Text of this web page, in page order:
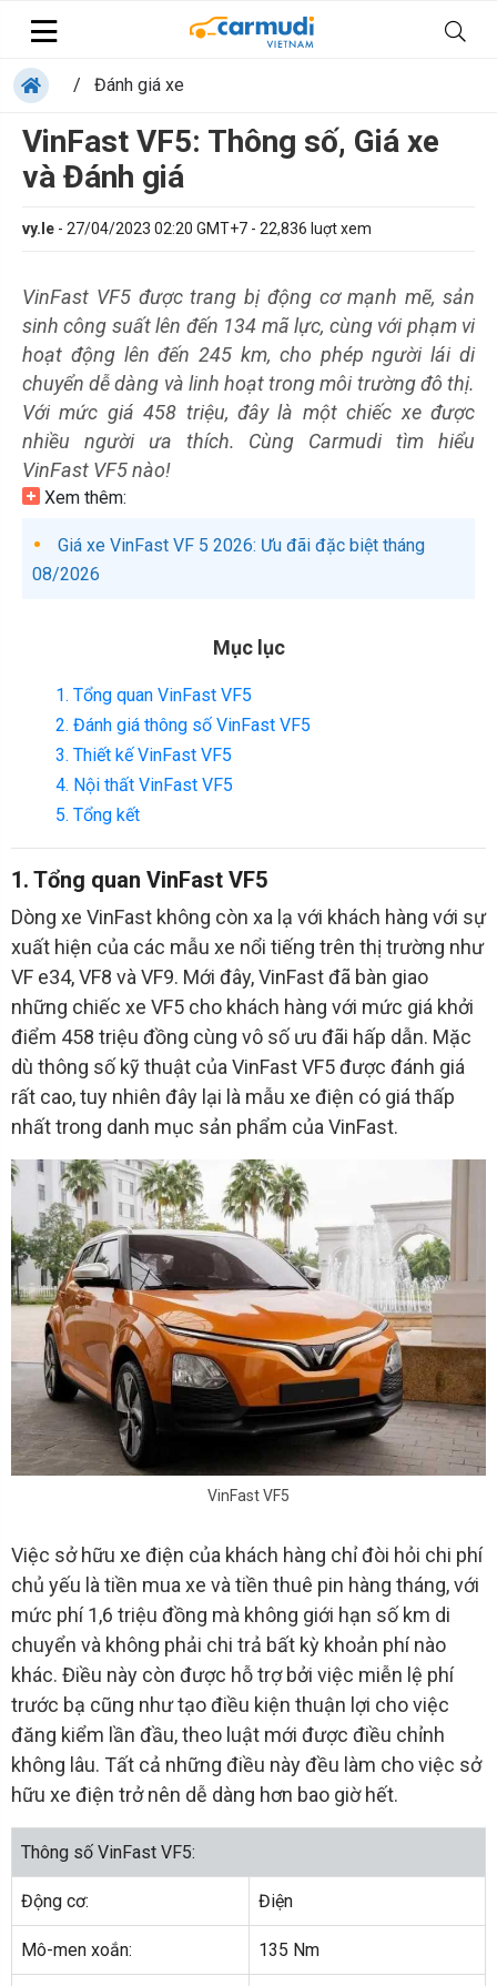
/ Đánh giá xe
VinFast VF5: Thông số, Giá xe
và Đánh giá
vy.le - 27/04/2023 02:20 GMT+7 - 22,836 luợt xem
VinFast VF5 được trang bị động cơ mạnh mẽ, sản
sinh công suất lên đến 134 mã lực, cùng với phạm vi
hoạt động lên đến 245 km, cho phép người lái di
chuyển dễ dàng và linh hoạt trong môi trường đô thị.
Với mức giá 458 triệu, đây là một chiếc xe được
nhiều người ưa thích. Cùng Carmudi tìm hiểu
VinFast VF5 nào!
Xem thêm:
Giá xe VinFast VF 5 2026: Ưu đãi đặc biệt tháng
08/2026
Mục lục
1. Tổng quan VinFast VF5
2. Đánh giá thông số VinFast VF5
3. Thiết kế VinFast VF5
4. Nội thất VinFast VF5
5. Tổng kết
1. Tổng quan VinFast VF5
Dòng xe VinFast không còn xa lạ với khách hàng với sự
xuất hiện của các mẫu xe nổi tiếng trên thị trường như
VF e34, VF8 và VF9. Mới đây, VinFast đã bàn giao
những chiếc xe VF5 cho khách hàng với mức giá khởi
điểm 458 triệu đồng cùng vô số ưu đãi hấp dẫn. Mặc
dù thông số kỹ thuật của VinFast VF5 được đánh giá
rất cao, tuy nhiên đây lại là mẫu xe điện có giá thấp
nhất trong danh mục sản phẩm của VinFast.
VinFast VF5
Việc sở hữu xe điện của khách hàng chỉ đòi hỏi chi phí
chủ yếu là tiền mua xe và tiền thuê pin hàng tháng, với
mức phí 1,6 triệu đồng mà không giới hạn số km di
chuyển và không phải chi trả bất kỳ khoản phí nào
khác. Điều này còn được hỗ trợ bởi việc miễn lệ phí
trước bạ cũng như tạo điều kiện thuận lợi cho việc
đăng kiểm lần đầu, theo luật mới được điều chỉnh
không lâu. Tất cả những điều này đều làm cho việc sở
hữu xe điện trở nên dễ dàng hơn bao giờ hết.
Thông số VinFast VF5:
Động cơ: Điện
Mô-men xoắn: 135 Nm